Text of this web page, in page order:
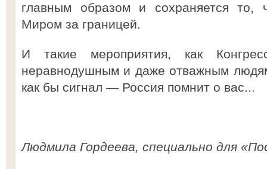
главным образом и сохраняется
Миром за границей.
И такие мероприятия, как
неравнодушным и даже отважным
как бы сигнал — Россия помнит о вас...
Людмила Гордеева, специально для